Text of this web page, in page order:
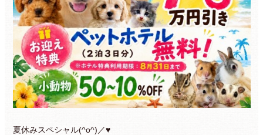
夏休みスペシャル(^o^)／♥